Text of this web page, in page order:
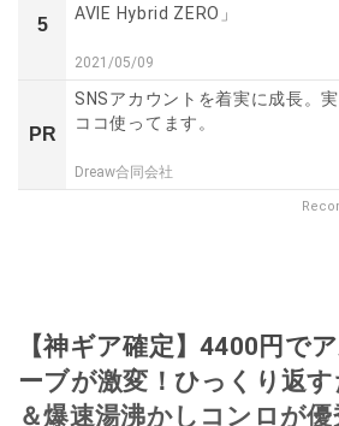
5
AVIE Hybrid ZERO」
2021/05/09
PR
SNSアカウントを着実に成長。
ココ使ってます。
Dreaw合同会社
【神ギア確定】4400円で
ーブが激変！ひっくり返
＆爆速湯沸かしコンロが優